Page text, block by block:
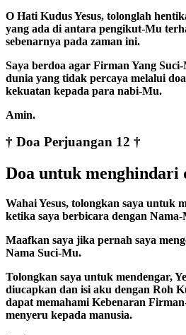
O Hati Kudus Yesus, tolonglah
yang ada di antara pengikut-Mu
sebenarnya pada zaman ini.
Saya berdoa agar Firman Yang
dunia yang tidak percaya melalui
kekuatan kepada para nabi-Mu.
Amin.
† Doa Perjuangan 12 †
Doa untuk menghindari
Wahai Yesus, tolongkan saya untuk
ketika saya berbicara dengan
Maafkan saya jika pernah saya
Nama Suci-Mu.
Tolongkan saya untuk mendengar,
diucapkan dan isi aku dengan Roh
dapat memahami Kebenaran
menyeru kepada manusia.